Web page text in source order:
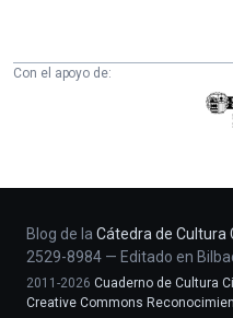
Con el apoyo de:
eta
Blog de la Cátedra de Cultura
2529-8984 — Editado en
2011-2026 Cuaderno de Cultura
Creative Commons